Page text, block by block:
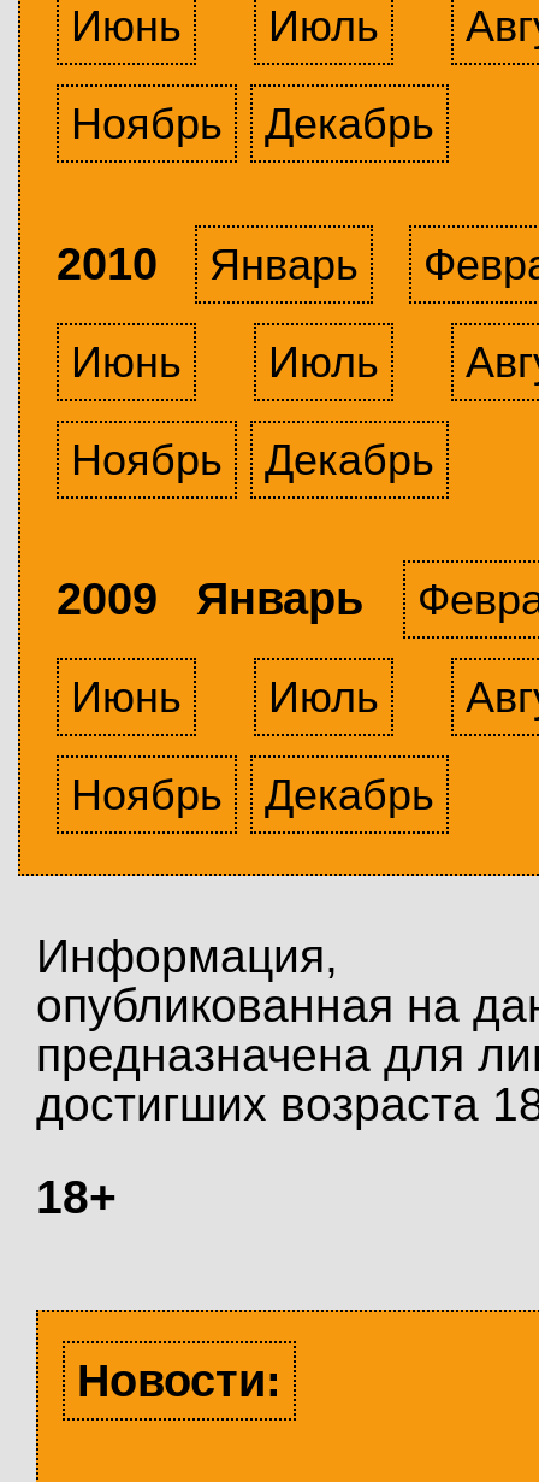
Июнь
Июль
Ноябрь
Декабрь
2010 Январь
Июнь
Июль
Ноябрь
Декабрь
2009 Январь
Июнь
Июль
Ноябрь
Декабрь
Информация,
опубликованная на
предназначена для
достигших возраста
18+
Новости: